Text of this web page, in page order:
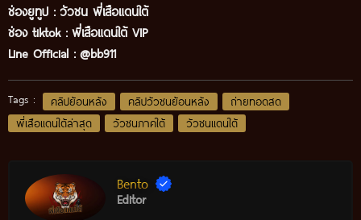
ช่องยูทูป : วัวชน พี่เสือแดนใต้
ช่อง tiktok : พี่เสือแดนใต้ VIP
Line Official : @bb911
Tags : คลิปย้อนหลัง คลิปวัวชนย้อนหลัง
ถ่ายทอดสด
พี่เสือแดนใต้ล่าสุด
วัวชนภาคใต้ วัวชนแดนใต้
Bento
Editor